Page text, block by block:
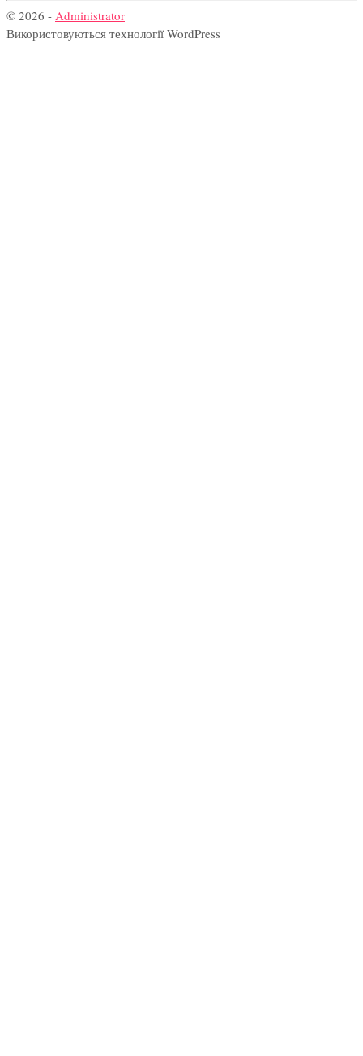
© 2026 - Administrator
Використовуються технології WordPress